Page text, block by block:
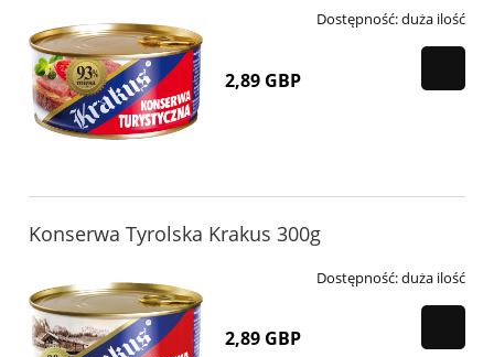
Dostępność:duża ilość
2,89 GBP
Konserwa Tyrolska Krakus 300g
Dostępność:duża ilość
2,89 GBP